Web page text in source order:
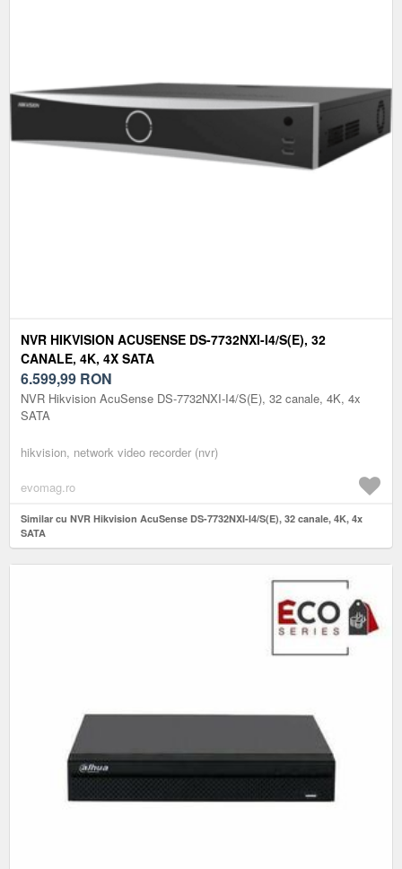
NVR HIKVISION ACUSENSE DS-7732NXI-I4/S(E), 32
CANALE, 4K, 4X SATA
6.599,99 RON
NVR Hikvision AcuSense DS-7732NXI-I4/S(E), 32 canale, 4K, 4x
SATA
hikvision, network video recorder (nvr)
evomag.ro
Similar cu NVR Hikvision AcuSense DS-7732NXI-I4/S(E), 32 canale, 4K, 4x
SATA